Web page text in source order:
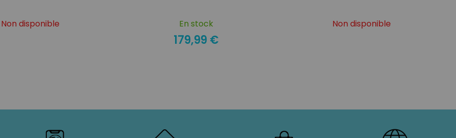
Non disponible En stock
179,99 €
Non disponible